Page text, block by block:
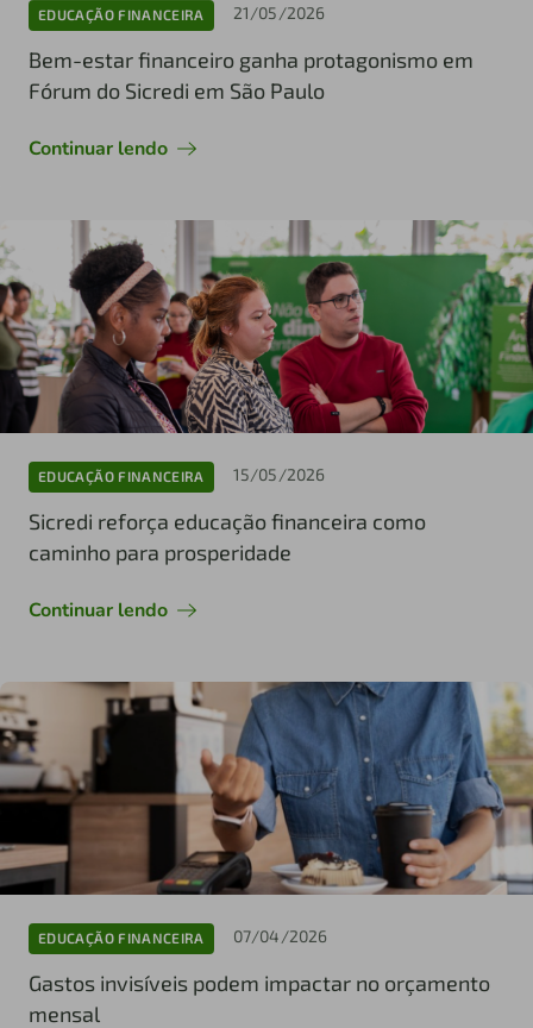
EDUCAÇÃO FINANCEIRA 21/05/2026
Bem-estar financeiro ganha protagonismo em
Fórum do Sicredi em São Paulo
Continuar lendo
EDUCAÇÃO FINANCEIRA 15/05/2026
Sicredi reforça educação financeira como
caminho para prosperidade
Continuar lendo
EDUCAÇÃO FINANCEIRA 07/04/2026
Gastos invisíveis podem impactar no orçamento
mensal